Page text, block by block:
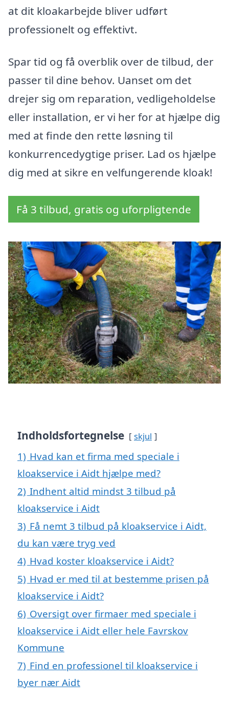
at dit kloakarbejde bliver udført
professionelt og effektivt.
Spar tid og få overblik over de tilbud, der
passer til dine behov. Uanset om det
drejer sig om reparation, vedligeholdelse
eller installation, er vi her for at hjælpe dig
med at finde den rette løsning til
konkurrencedygtige priser. Lad os hjælpe
dig med at sikre en velfungerende kloak!
Få 3 tilbud, gratis og uforpligtende
Indholdsfortegnelse skjul
1) Hvad kan et firma med speciale i
kloakservice i Aidt hjælpe med?
2) Indhent altid mindst 3 tilbud på
kloakservice i Aidt
3) Få nemt 3 tilbud på kloakservice i Aidt,
du kan være tryg ved
4) Hvad koster kloakservice i Aidt?
5) Hvad er med til at bestemme prisen på
kloakservice i Aidt?
6) Oversigt over firmaer med speciale i
kloakservice i Aidt eller hele Favrskov
Kommune
7) Find en professionel til kloakservice i
byer nær Aidt